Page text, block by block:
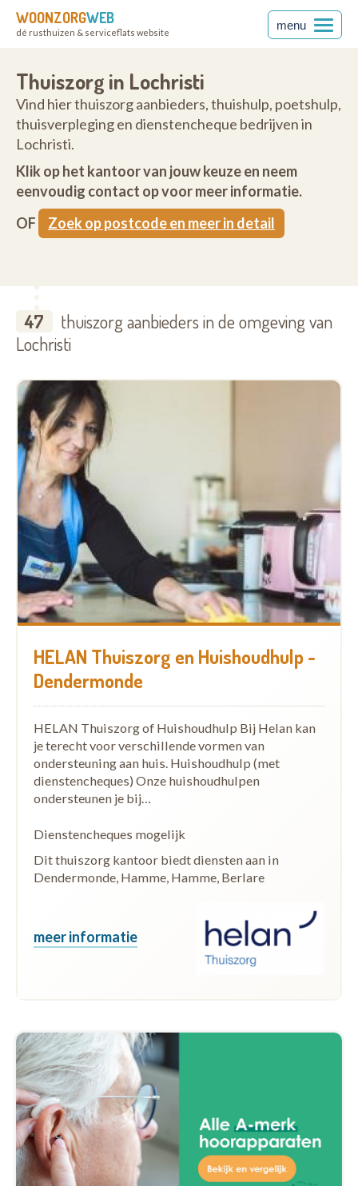
WOONZORGWEB
dé rusthuizen & serviceflats website
menu
Thuiszorg in Lochristi
Vind hier thuiszorg aanbieders, thuishulp, poetshulp,
thuisverpleging en dienstencheque bedrijven in
Lochristi.
Klik op het kantoor van jouw keuze en neem
eenvoudig contact op voor meer informatie.
OF
Zoek op postcode en meer in detail
47
thuiszorg aanbieders in de omgeving van
Lochristi
HELAN Thuiszorg en Huishoudhulp -
Dendermonde
HELAN Thuiszorg of Huishoudhulp Bij Helan kan
je terecht voor verschillende vormen van
ondersteuning aan huis. Huishoudhulp (met
dienstencheques) Onze huishoudhulpen
ondersteunen je bij…
Dienstencheques mogelijk
Dit thuiszorg kantoor biedt diensten aan in
Dendermonde, Hamme, Hamme, Berlare
meer informatie